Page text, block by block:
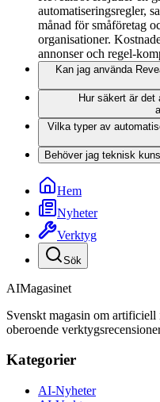
automatiseringsregler,
månad för småföretag
organisationer.
annonser och regel-
Kan jag använda
Hur säkert är det
Vilka typer av
Behöver jag teknisk
Hem
Nyheter
Verktyg
Sök
AIMagasinet
Svenskt magasin om
oberoende
Kategorier
AI-Nyheter